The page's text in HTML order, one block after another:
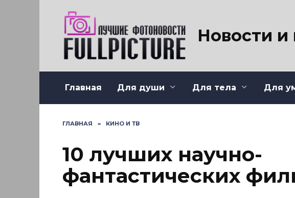
Новости и
Главная Для души Для тела Для
ГЛАВНАЯ » КИНО И ТВ
10 лучших научно-
фантастических